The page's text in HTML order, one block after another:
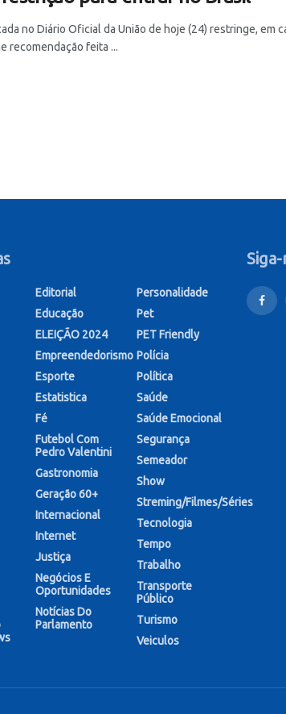
no Diário Oficial da União de hoje (24) restringe, em
recomendação feita ...
Editorial
Educação
ELEIÇÃO 2024
Empreendedorismo
Esporte
Estatistica
Fé
Futebol Com
Pedro Valentini
Gastronomia
Geração 60+
Internacional
Internet
Justiça
Negócios E
Oportunidades
Notícias Do
Parlamento
Personalidade
Pet
PET Friendly
Polícia
Política
Saúde
Saúde Emocional
Segurança
Semeador
Show
Streming/Filmes/Séries
Tecnologia
Tempo
Trabalho
Transporte
Público
Turismo
Veiculos